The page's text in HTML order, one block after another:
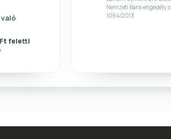
feletti
Nemzeti Bank engedély
1064/2013